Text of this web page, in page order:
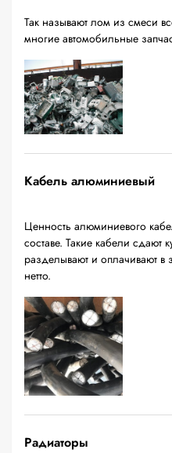
Так называют лом из смеси
многие автомобильные
Кабель алюминиевый
Ценность алюминиевого
составе. Такие кабели сдают
разделывают и оплачивают в
нетто.
Радиаторы